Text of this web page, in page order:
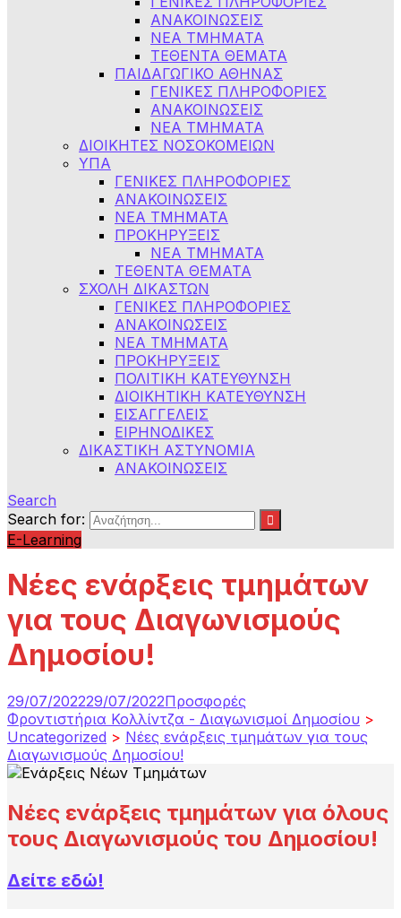
ΑΝΑΚΟΙΝΩΣΕΙΣ
ΝΕΑ ΤΜΗΜΑΤΑ
ΤΕΘΕΝΤΑ ΘΕΜΑΤΑ
ΠΑΙΔΑΓΩΓΙΚΟ ΑΘΗΝΑΣ
ΓΕΝΙΚΕΣ ΠΛΗΡΟΦΟΡΙΕΣ
ΑΝΑΚΟΙΝΩΣΕΙΣ
ΝΕΑ ΤΜΗΜΑΤΑ
ΔΙΟΙΚΗΤΕΣ ΝΟΣΟΚΟΜΕΙΩΝ
ΥΠΑ
ΓΕΝΙΚΕΣ ΠΛΗΡΟΦΟΡΙΕΣ
ΑΝΑΚΟΙΝΩΣΕΙΣ
NEA TMHMATA
ΠΡΟΚΗΡΥΞΕΙΣ
ΝΕΑ ΤΜΗΜΑΤΑ
ΤΕΘΕΝΤΑ ΘΕΜΑΤΑ
ΣΧΟΛΗ ΔΙΚΑΣΤΩΝ
ΓΕΝΙΚΕΣ ΠΛΗΡΟΦΟΡΙΕΣ
ΑΝΑΚΟΙΝΩΣΕΙΣ
ΝΕΑ ΤΜΗΜΑΤΑ
ΠΡΟΚΗΡΥΞΕΙΣ
ΠΟΛΙΤΙΚΗ ΚΑΤΕΥΘΥΝΣΗ
ΔΙΟΙΚΗΤΙΚΗ ΚΑΤΕΥΘΥΝΣΗ
ΕΙΣΑΓΓΕΛΕΙΣ
ΕΙΡΗΝΟΔΙΚΕΣ
ΔΙΚΑΣΤΙΚΗ ΑΣΤΥΝΟΜΙΑ
ΑΝΑΚΟΙΝΩΣΕΙΣ
Search
Search for:
E-Learning
Νέες ενάρξεις τμημάτων
για τους Διαγωνισμούς
Δημοσίου!
29/07/202229/07/2022Προσφορές
Φροντιστήρια Κολλίντζα - Διαγωνισμοί Δημοσίου >
Uncategorized > Νέες ενάρξεις τμημάτων για τους
Διαγωνισμούς Δημοσίου!
Νέες ενάρξεις τμημάτων για όλους
τους Διαγωνισμούς του Δημοσίου!
Δείτε εδώ!